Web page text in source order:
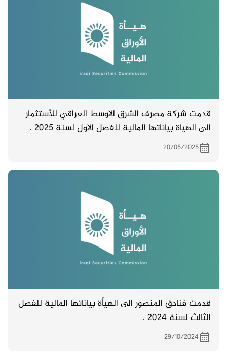
قدمت شركة مصرف الشرق الاوسط العراقي للأستثمار
الى الهياة بياناتها المالية للفصل الاول لسنة 2025 .
20/05/2025
قدمت فنادق المنصور الى الهيأة بياناتها المالية للفصل
الثالث لسنة 2024 .
29/10/2024